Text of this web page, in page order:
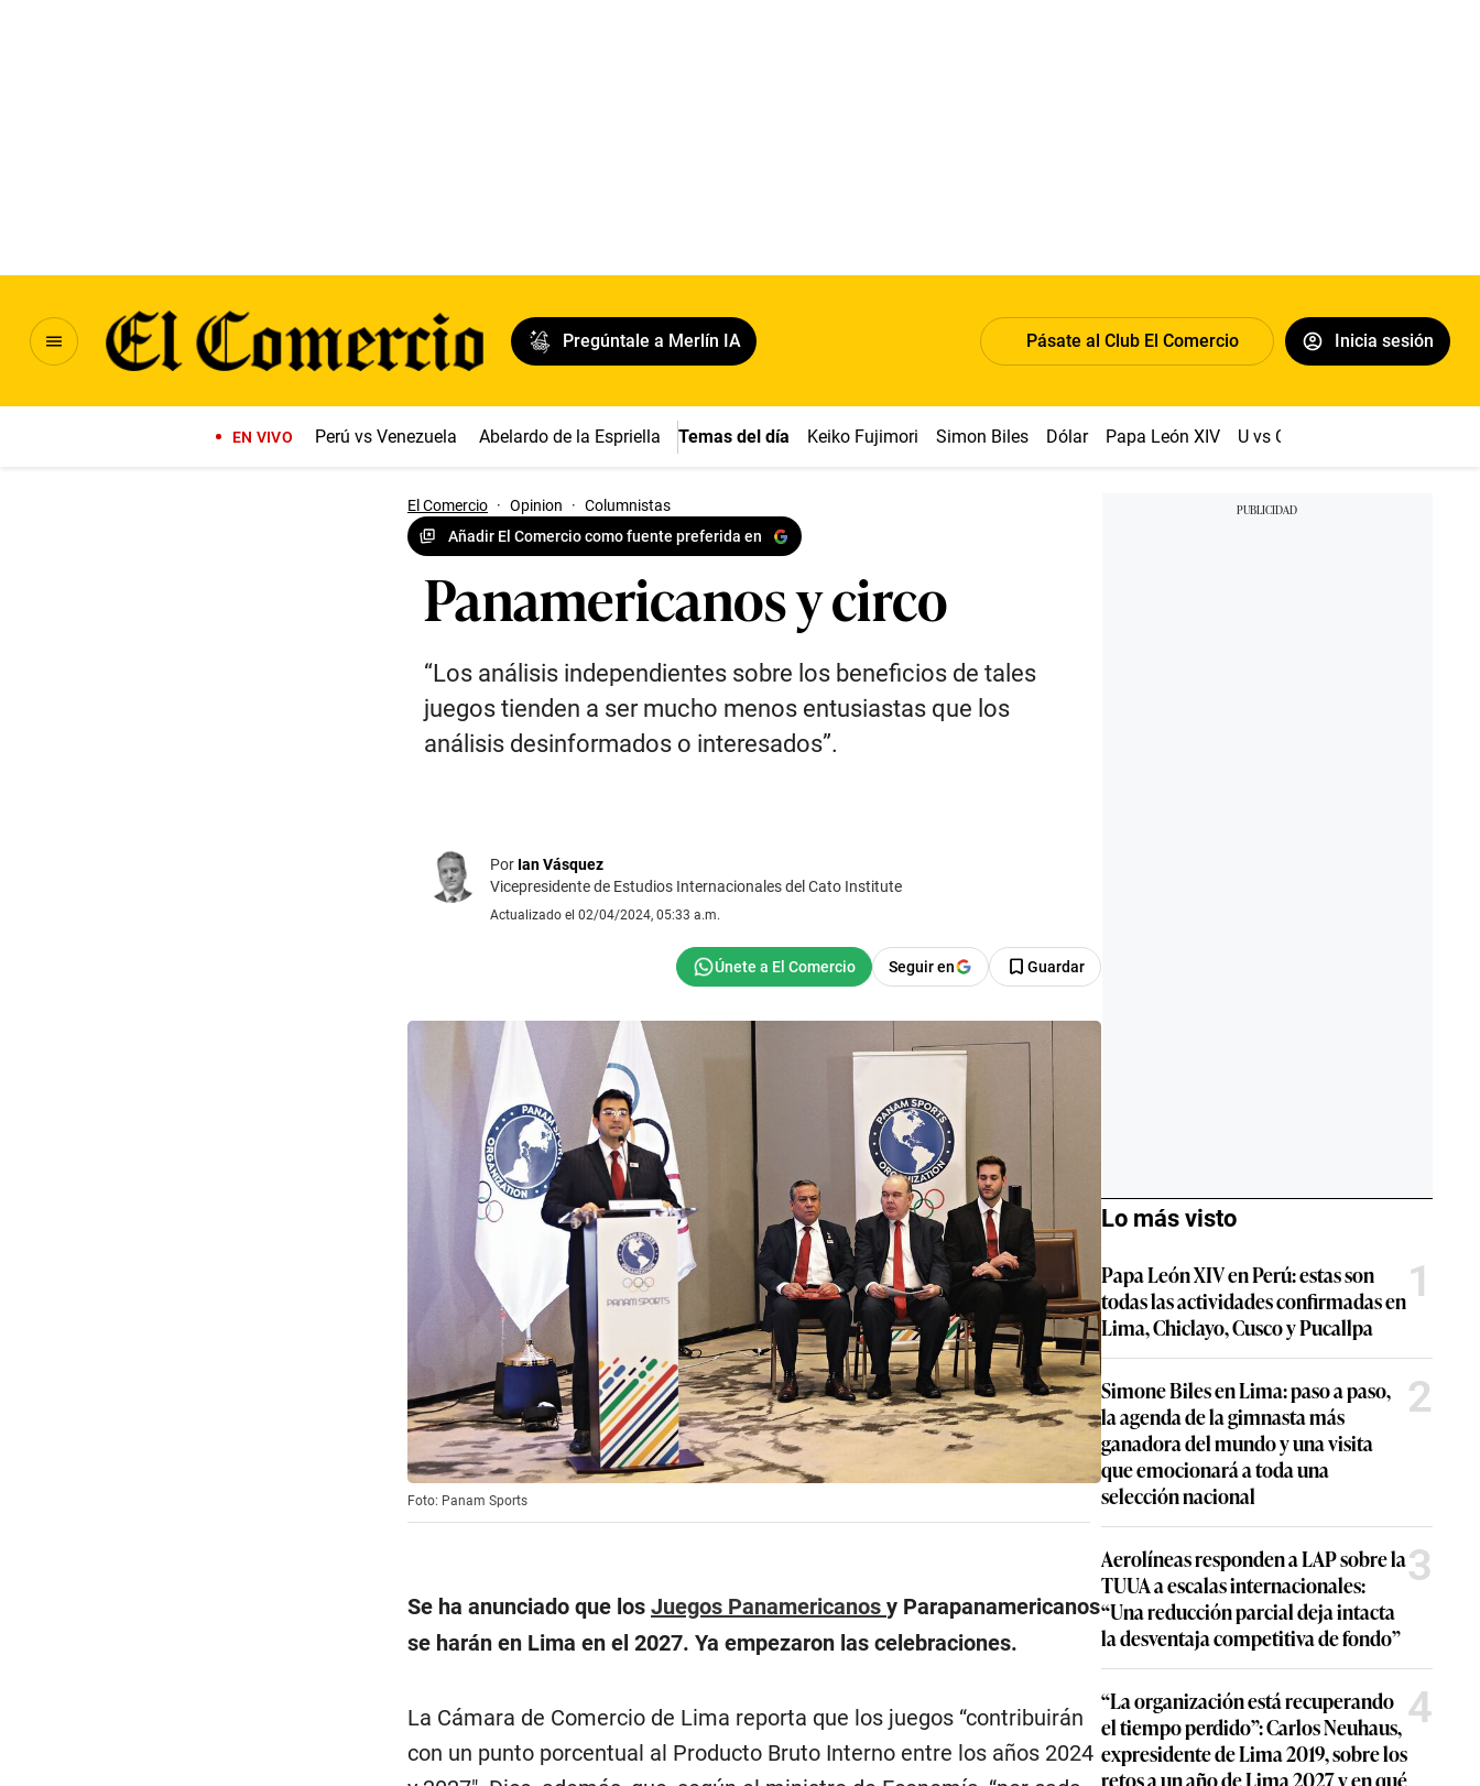
Pregúntale a Merlín IA Pásate al Club El Comercio Inicia sesión
EN VIVO Perú vs Venezuela Abelardo de la Espriella Temas del día Keiko Fujimori Simon Biles Dólar Papa León XIV U vs Cristal
El Comercio · Opinion · Columnistas
Añadir El Comercio como fuente preferida en
Panamericanos y circo
“Los análisis independientes sobre los beneficios de tales
juegos tienden a ser mucho menos entusiastas que los
análisis desinformados o interesados”.
Por Ian Vásquez
Vicepresidente de Estudios Internacionales del Cato Institute
Actualizado el 02/04/2024, 05:33 a.m.
Seguir en Guardar
Foto: Panam Sports
Se ha anunciado que los Juegos Panamericanos y Parapanamericanos
se harán en Lima en el 2027. Ya empezaron las celebraciones.
La Cámara de Comercio de Lima reporta que los juegos “contribuirán
con un punto porcentual al Producto Bruto Interno entre los años 2024
Lo más visto
Papa León XIV en Perú: estas son
todas las actividades confirmadas en
Lima, Chiclayo, Cusco y Pucallpa
1
Simone Biles en Lima: paso a paso,
la agenda de la gimnasta más
ganadora del mundo y una visita
que emocionará a toda una
selección nacional
2
Aerolíneas responden a LAP sobre la
TUUA a escalas internacionales:
“Una reducción parcial deja intacta
la desventaja competitiva de fondo”
3
“La organización está recuperando
el tiempo perdido”: Carlos Neuhaus,
expresidente de Lima 2019, sobre los
retos a un año de Lima 2027 y en qué
4